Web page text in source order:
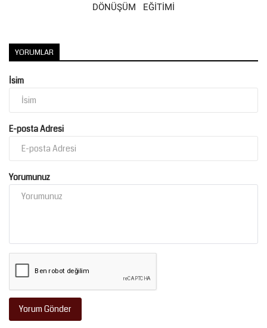
DÖNÜŞÜM EĞİTİMİ
YORUMLAR
İsim
E-posta Adresi
Yorumunuz
Yorum Gönder